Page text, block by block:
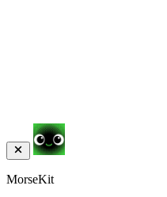
MorseKit